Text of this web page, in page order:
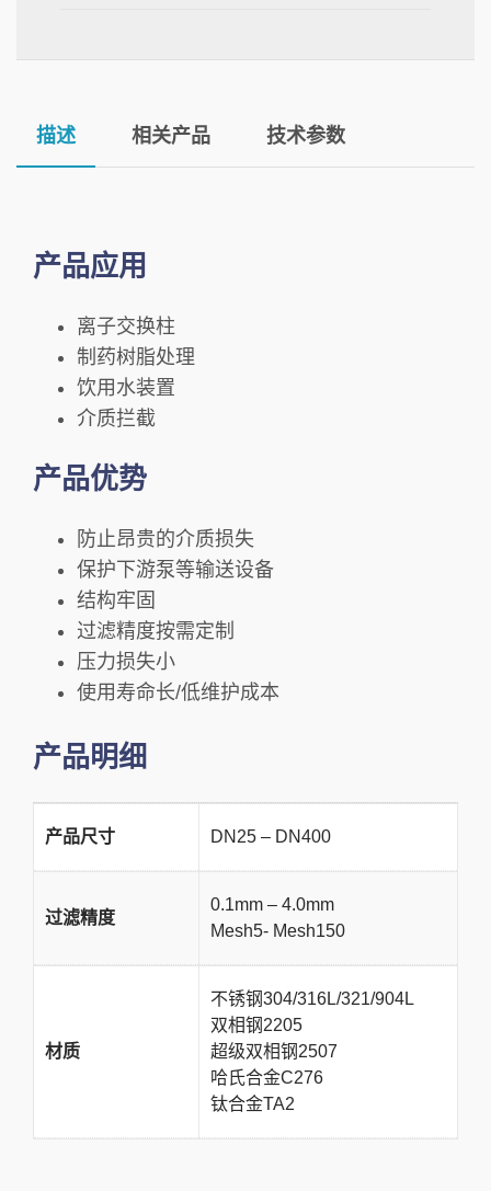
描述 相关产品 技术参数
产品应用
离子交换柱
制药树脂处理
饮用水装置
介质拦截
产品优势
防止昂贵的介质损失
保护下游泵等输送设备
结构牢固
过滤精度按需定制
压力损失小
使用寿命长/低维护成本
产品明细
产品尺寸 DN25 – DN400
过滤精度
0.1mm – 4.0mm
Mesh5- Mesh150
材质
不锈钢304/316L/321/904L
双相钢2205
超级双相钢2507
哈氏合金C276
钛合金TA2